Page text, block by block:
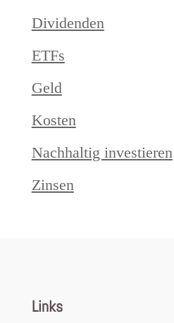
Dividenden
ETFs
Geld
Kosten
Nachhaltig investieren
Zinsen
Links